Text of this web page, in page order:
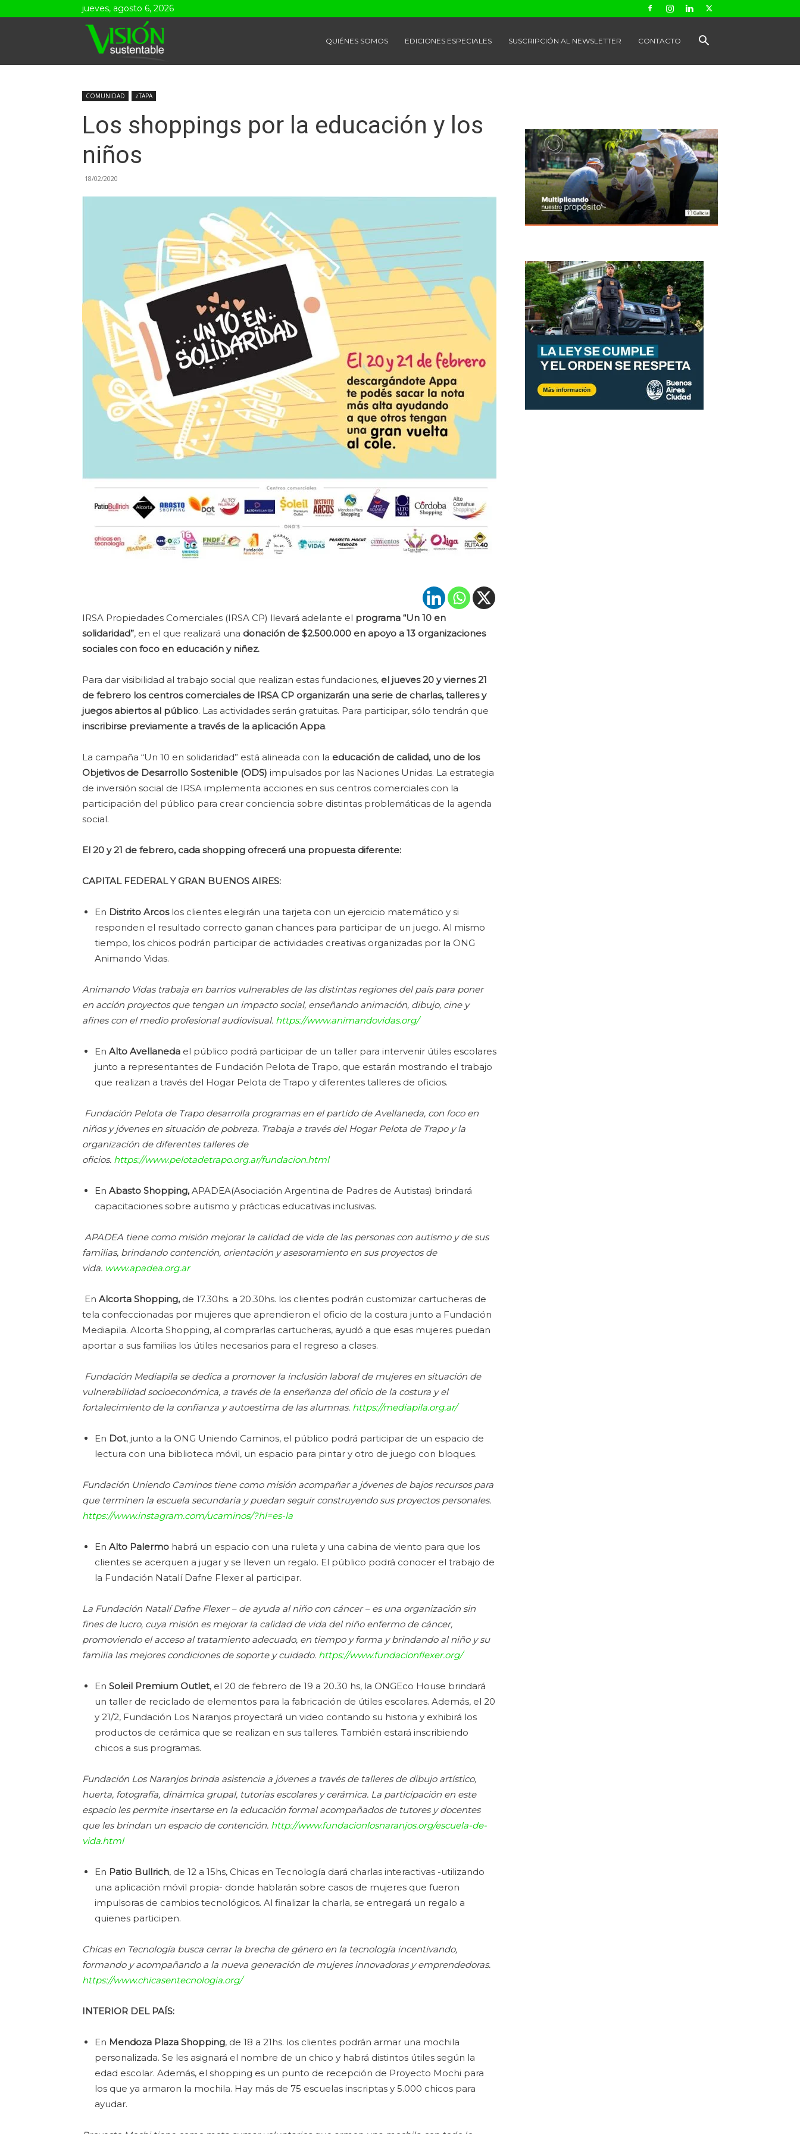
jueves, agosto 6, 2026
QUIÉNES SOMOS EDICIONES ESPECIALES SUSCRIPCIÓN AL NEWSLETTER CONTACTO
COMUNIDAD zTAPA
Los shoppings por la educación y los
niños
18/02/2020
IRSA Propiedades Comerciales (IRSA CP) llevará adelante el programa “Un 10 en
solidaridad”, en el que realizará una donación de $2.500.000 en apoyo a 13 organizaciones
sociales con foco en educación y niñez.
Para dar visibilidad al trabajo social que realizan estas fundaciones, el jueves 20 y viernes 21
de febrero los centros comerciales de IRSA CP organizarán una serie de charlas, talleres y
juegos abiertos al público. Las actividades serán gratuitas. Para participar, sólo tendrán que
inscribirse previamente a través de la aplicación Appa.
La campaña “Un 10 en solidaridad” está alineada con la educación de calidad, uno de los
Objetivos de Desarrollo Sostenible (ODS) impulsados por las Naciones Unidas. La estrategia
de inversión social de IRSA implementa acciones en sus centros comerciales con la
participación del público para crear conciencia sobre distintas problemáticas de la agenda
social.
El 20 y 21 de febrero, cada shopping ofrecerá una propuesta diferente:
CAPITAL FEDERAL Y GRAN BUENOS AIRES:
En Distrito Arcos los clientes elegirán una tarjeta con un ejercicio matemático y si
responden el resultado correcto ganan chances para participar de un juego. Al mismo
tiempo, los chicos podrán participar de actividades creativas organizadas por la ONG
Animando Vidas.
Animando Vidas trabaja en barrios vulnerables de las distintas regiones del país para poner
en acción proyectos que tengan un impacto social, enseñando animación, dibujo, cine y
afines con el medio profesional audiovisual. https://www.animandovidas.org/
En Alto Avellaneda el público podrá participar de un taller para intervenir útiles escolares
junto a representantes de Fundación Pelota de Trapo, que estarán mostrando el trabajo
que realizan a través del Hogar Pelota de Trapo y diferentes talleres de oficios.
Fundación Pelota de Trapo desarrolla programas en el partido de Avellaneda, con foco en
niños y jóvenes en situación de pobreza. Trabaja a través del Hogar Pelota de Trapo y la
organización de diferentes talleres de
oficios. https://www.pelotadetrapo.org.ar/fundacion.html
En Abasto Shopping,APADEA(Asociación Argentina de Padres de Autistas) brindará
capacitaciones sobre autismo y prácticas educativas inclusivas.
APADEA tiene como misión mejorar la calidad de vida de las personas con autismo y de sus
familias, brindando contención, orientación y asesoramiento en sus proyectos de
vida. www.apadea.org.ar
En Alcorta Shopping, de 17.30hs. a 20.30hs. los clientes podrán customizar cartucheras de
tela confeccionadas por mujeres que aprendieron el oficio de la costura junto a Fundación
Mediapila. Alcorta Shopping, al comprarlas cartucheras, ayudó a que esas mujeres puedan
aportar a sus familias los útiles necesarios para el regreso a clases.
Fundación Mediapila se dedica a promover la inclusión laboral de mujeres en situación de
vulnerabilidad socioeconómica, a través de la enseñanza del oficio de la costura y el
fortalecimiento de la confianza y autoestima de las alumnas. https://mediapila.org.ar/
En Dot, junto a la ONG Uniendo Caminos, el público podrá participar de un espacio de
lectura con una biblioteca móvil, un espacio para pintar y otro de juego con bloques.
Fundación Uniendo Caminos tiene como misión acompañar a jóvenes de bajos recursos para
que terminen la escuela secundaria y puedan seguir construyendo sus proyectos personales.
https://www.instagram.com/ucaminos/?hl=es-la
En Alto Palermo habrá un espacio con una ruleta y una cabina de viento para que los
clientes se acerquen a jugar y se lleven un regalo. El público podrá conocer el trabajo de
la Fundación Natalí Dafne Flexer al participar.
La Fundación Natalí Dafne Flexer – de ayuda al niño con cáncer – es una organización sin
fines de lucro, cuya misión es mejorar la calidad de vida del niño enfermo de cáncer,
promoviendo el acceso al tratamiento adecuado, en tiempo y forma y brindando al niño y su
familia las mejores condiciones de soporte y cuidado. https://www.fundacionflexer.org/
En Soleil Premium Outlet, el 20 de febrero de 19 a 20.30 hs, la ONGEco House brindará
un taller de reciclado de elementos para la fabricación de útiles escolares. Además, el 20
y 21/2, Fundación Los Naranjos proyectará un video contando su historia y exhibirá los
productos de cerámica que se realizan en sus talleres. También estará inscribiendo
chicos a sus programas.
Fundación Los Naranjos brinda asistencia a jóvenes a través de talleres de dibujo artístico,
huerta, fotografía, dinámica grupal, tutorías escolares y cerámica. La participación en este
espacio les permite insertarse en la educación formal acompañados de tutores y docentes
que les brindan un espacio de contención. http://www.fundacionlosnaranjos.org/escuela-de-
vida.html
En Patio Bullrich, de 12 a 15hs, Chicas en Tecnología dará charlas interactivas -utilizando
una aplicación móvil propia- donde hablarán sobre casos de mujeres que fueron
impulsoras de cambios tecnológicos. Al finalizar la charla, se entregará un regalo a
quienes participen.
Chicas en Tecnología busca cerrar la brecha de género en la tecnología incentivando,
formando y acompañando a la nueva generación de mujeres innovadoras y emprendedoras.
https://www.chicasentecnologia.org/
INTERIOR DEL PAÍS:
En Mendoza Plaza Shopping, de 18 a 21hs. los clientes podrán armar una mochila
personalizada. Se les asignará el nombre de un chico y habrá distintos útiles según la
edad escolar. Además, el shopping es un punto de recepción de Proyecto Mochi para
los que ya armaron la mochila. Hay más de 75 escuelas inscriptas y 5.000 chicos para
ayudar.